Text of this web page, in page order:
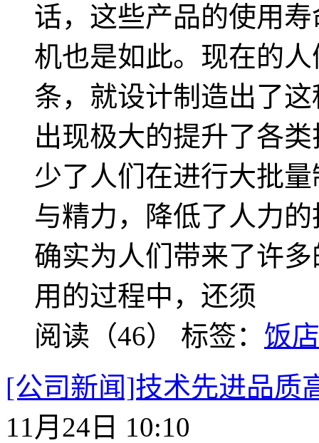
话，这些产品的使用
机也是如此。现在的
条，就设计制造出了
出现极大的提升了各
少了人们在进行大批
与精力，降低了人力
确实为人们带来了许
用的过程中，还须
阅读（46） 标签： 饭
[公司新闻]技术先进品质
11月24日 10:10